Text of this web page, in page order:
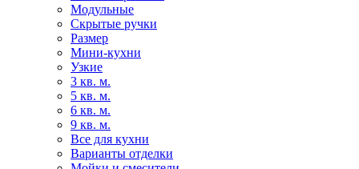
Модульные
Скрытые ручки
Размер
Мини-кухни
Узкие
3 кв. м.
5 кв. м.
6 кв. м.
9 кв. м.
Все для кухни
Варианты отделки